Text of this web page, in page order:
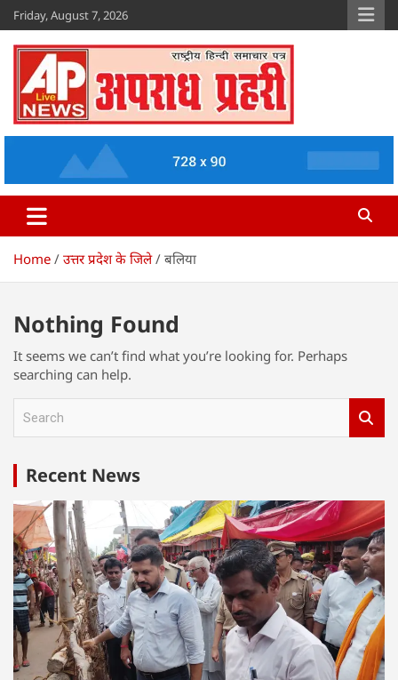
Skip
to
content
Friday, August 7, 2026
Apradh Prahari
www.apradhprahari.in
Home उत्तर प्रदेश के जिले बलिया
Nothing Found
It seems we can’t find what you’re looking for. Perhaps
searching can help.
r
h
Recent News